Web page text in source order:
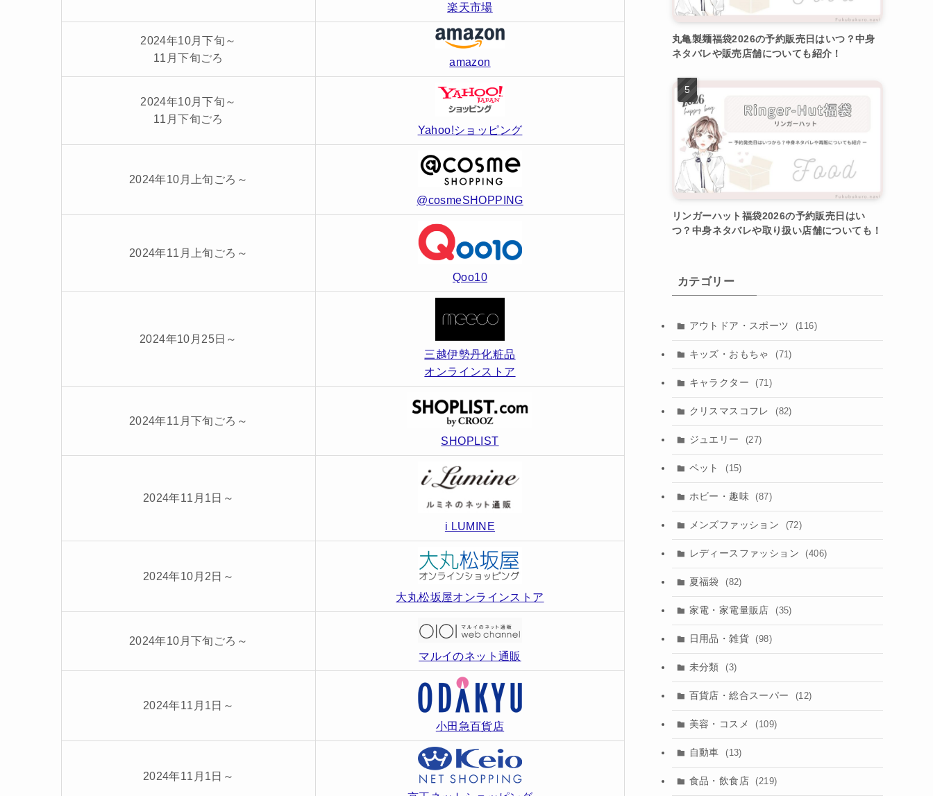
楽天市場
2024年10月下旬～
11月下旬ごろ
amazon
2024年10月下旬～
11月下旬ごろ
Yahoo!ショッピング
2024年10月上旬ごろ～
@cosmeSHOPPING
2024年11月上旬ごろ～
Qoo10
2024年10月25日～
三越伊勢丹化粧品
オンラインストア
2024年11月下旬ごろ～
SHOPLIST
2024年11月1日～
i LUMINE
2024年10月2日～
大丸松坂屋オンラインストア
2024年10月下旬ごろ～
マルイのネット通販
2024年11月1日～
小田急百貨店
2024年11月1日～
丸亀製麺福袋2026の予約販売日はいつ？中身
ネタバレや販売店舗についても紹介！
リンガーハット福袋2026の予約販売日はい
つ？中身ネタバレや取り扱い店舗についても！
カテゴリー
アウトドア・スポーツ (116)
キッズ・おもちゃ (71)
キャラクター (71)
クリスマスコフレ (82)
ジュエリー (27)
ペット (15)
ホビー・趣味 (87)
メンズファッション (72)
レディースファッション (406)
夏福袋 (82)
家電・家電量販店 (35)
日用品・雑貨 (98)
未分類 (3)
百貨店・総合スーパー (12)
美容・コスメ (109)
自動車 (13)
食品・飲食店 (219)